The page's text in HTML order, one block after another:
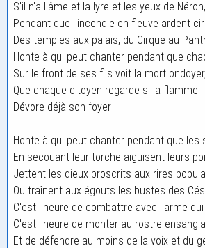
S'il n'a l'âme et la lyre et les yeux de Néron,
Pendant que l'incendie en fleuve ardent
Des temples aux palais, du Cirque au
Honte à qui peut chanter pendant que
Sur le front de ses fils voit la mort ondoyer,
Que chaque citoyen regarde si la flamme
Dévore déjà son foyer !
Honte à qui peut chanter pendant que les
En secouant leur torche aiguisent leurs
Jettent les dieux proscrits aux rires
Ou traînent aux égouts les bustes des
C'est l'heure de combattre avec l'arme
C'est l'heure de monter au rostre
Et de défendre au moins de la voix et du